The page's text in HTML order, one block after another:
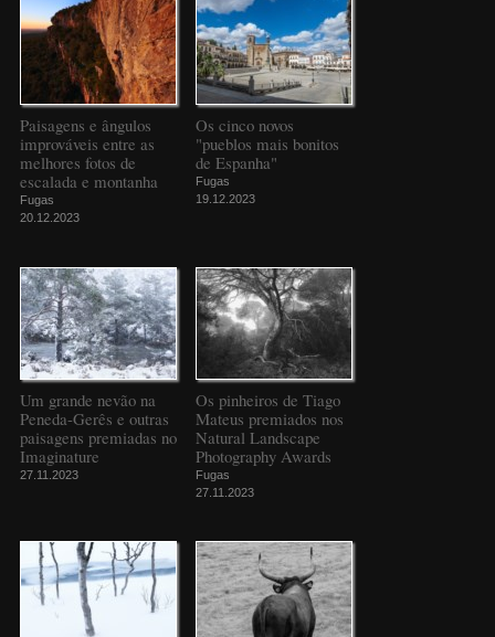
Paisagens e ângulos
improváveis entre as
melhores fotos de
escalada e montanha
Fugas
20.12.2023
Os cinco novos
"pueblos mais bonitos
de Espanha"
Fugas
19.12.2023
Um grande nevão na
Peneda-Gerês e outras
paisagens premiadas no
Imaginature
27.11.2023
Os pinheiros de Tiago
Mateus premiados nos
Natural Landscape
Photography Awards
Fugas
27.11.2023